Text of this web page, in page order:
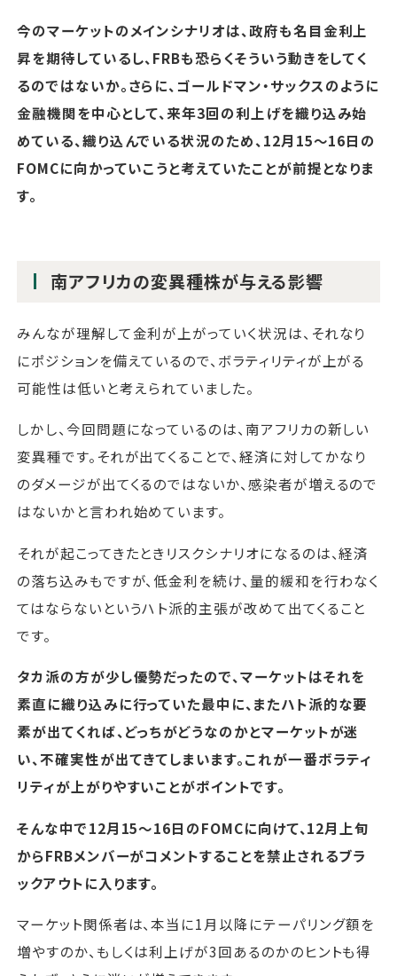
今のマーケットのメインシナリオは、政府も名目金利上
昇を期待しているし、FRBも恐らくそういう動きをしてく
るのではないか。さらに、ゴールドマン・サックスのように
金融機関を中心として、来年3回の利上げを織り込み始
めている、織り込んでいる状況のため、12月15～16日の
FOMCに向かっていこうと考えていたことが前提となりま
す。
南アフリカの変異種株が与える影響
みんなが理解して金利が上がっていく状況は、それなり
にポジションを備えているので、ボラティリティが上がる
可能性は低いと考えられていました。
しかし、今回問題になっているのは、南アフリカの新しい
変異種です。それが出てくることで、経済に対してかなり
のダメージが出てくるのではないか、感染者が増えるので
はないかと言われ始めています。
それが起こってきたときリスクシナリオになるのは、経済
の落ち込みもですが、低金利を続け、量的緩和を行わなく
てはならないというハト派的主張が改めて出てくること
です。
タカ派の方が少し優勢だったので、マーケットはそれを
素直に織り込みに行っていた最中に、またハト派的な要
素が出てくれば、どっちがどうなのかとマーケットが迷
い、不確実性が出てきてしまいます。これが一番ボラティ
リティが上がりやすいことがポイントです。
そんな中で12月15～16日のFOMCに向けて、12月上旬
からFRBメンバーがコメントすることを禁止されるブラ
ックアウトに入ります。
マーケット関係者は、本当に1月以降にテーパリング額を
増やすのか、もしくは利上げが3回あるのかのヒントも得